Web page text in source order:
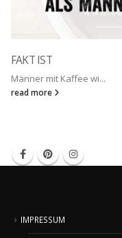
FAKT IST
Männer mit Kaffee wi...
read more
IMPRESSUM